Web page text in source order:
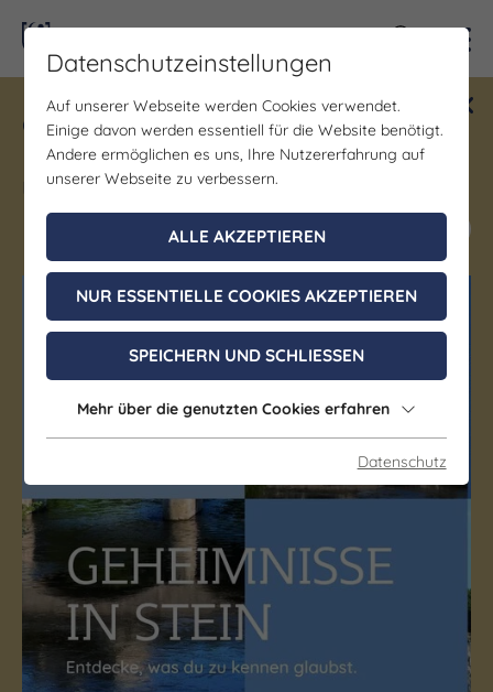
Gewinne ein Blind Date mit Saale-
Unstrut! Teilnahme vom 1.7. - 18.12.
möglich.
Jetzt mitmachen
Datenschutzeinstellungen
Auf unserer Webseite werden Cookies verwendet.
Einige davon werden essentiell für die Website benötigt.
Andere ermöglichen es uns, Ihre Nutzererfahrung auf
unserer Webseite zu verbessern.
ALLE AKZEPTIEREN
NUR ESSENTIELLE COOKIES AKZEPTIEREN
SPEICHERN UND SCHLIESSEN
Mehr über die genutzten Cookies erfahren
Datenschutz